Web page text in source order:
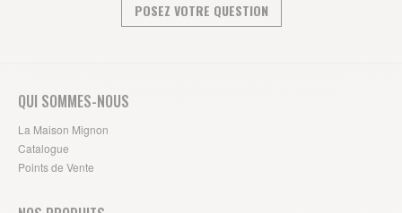
POSEZ VOTRE QUESTION
QUI SOMMES-NOUS
La Maison Mignon
Catalogue
Points de Vente